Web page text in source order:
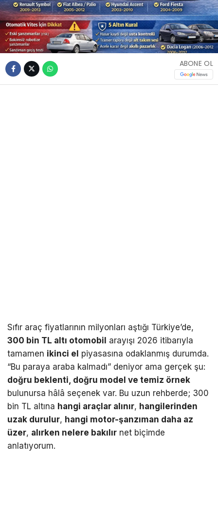
ABONE OL
Sıfır araç fiyatlarının milyonları aştığı Türkiye’de,
300 bin TL altı otomobil arayışı 2026 itibarıyla
tamamen ikinci el piyasasına odaklanmış durumda.
“Bu paraya araba kalmadı” deniyor ama gerçek şu:
doğru beklenti, doğru model ve temiz örnek
bulunursa hâlâ seçenek var. Bu uzun rehberde; 300
bin TL altına hangi araçlar alınır, hangilerinden
uzak durulur, hangi motor-şanzıman daha az
üzer, alırken nelere bakılır net biçimde
anlatıyorum.